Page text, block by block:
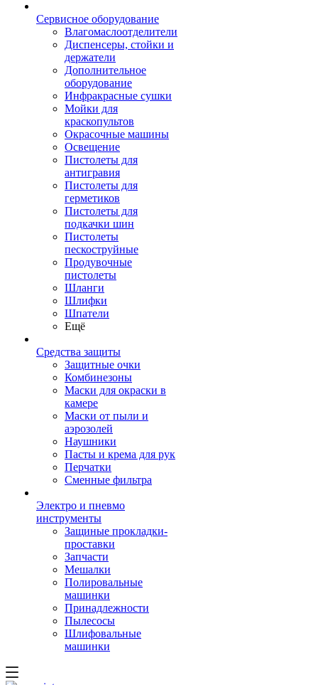
Сервисное оборудование
Влагомаслоотделители
Диспенсеры, стойки и
держатели
Дополнительное
оборудование
Инфракрасные сушки
Мойки для
краскопультов
Окрасочные машины
Освещение
Пистолеты для
антигравия
Пистолеты для
герметиков
Пистолеты для
подкачки шин
Пистолеты
пескоструйные
Продувочные
пистолеты
Шланги
Шлифки
Шпатели
Ещё
Средства защиты
Защитные очки
Комбинезоны
Маски для окраски в
камере
Маски от пыли и
аэрозолей
Наушники
Пасты и крема для рук
Перчатки
Сменные фильтра
Электро и пневмо
инструменты
Защиные прокладки-
проставки
Запчасти
Мешалки
Полировальные
машинки
Принадлежности
Пылесосы
Шлифовальные
машинки